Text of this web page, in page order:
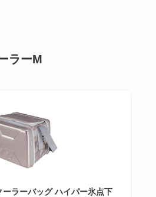
ラーM
ラーバッグ ハイパー氷点下